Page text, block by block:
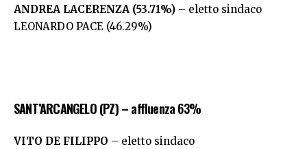
ANDREA LACERENZA (53.71%) – eletto sindaco
LEONARDO PACE (46.29%)
SANT’ARCANGELO (PZ)– affluenza 63%
VITO DE FILIPPO – eletto sindaco